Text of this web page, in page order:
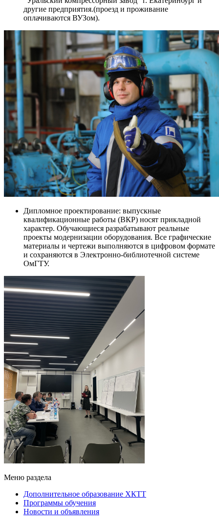
другие предприятия.(проезд и проживание
оплачиваются ВУЗом).
Дипломное проектирование: выпускные
квалификационные работы (ВКР) носят прикладной
характер. Обучающиеся разрабатывают реальные
проекты модернизации оборудования. Все графические
материалы и чертежи выполняются в цифровом формате
и сохраняются в Электронно-библиотечной системе
ОмГТУ.
Меню раздела
Дополнительное образование ХКТТ
Программы обучения
Новости и объявления